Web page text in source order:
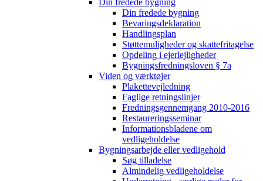
Din fredede bygning
Din fredede bygning
Bevaringsdeklaration
Handlingsplan
Støttemuligheder og skattefritagelse
Opdeling i ejerlejligheder
Bygningsfredningsloven § 7a
Viden og værktøjer
Plakettevejledning
Faglige retningslinjer
Fredningsgennemgang 2010-2016
Restaureringsseminar
Informationsbladene om
vedligeholdelse
Bygningsarbejde eller vedligehold
Søg tilladelse
Almindelig vedligeholdelse